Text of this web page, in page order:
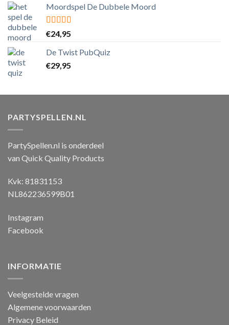
Moordspel De Dubbele Moord
Gewaardeerd
4.25uit 5
€24,95
De Twist PubQuiz
€29,95
PARTYSPELLEN.NL
PartySpellen.nl is onderdeel
van Quick Quality Products
Kvk: 81831153
NL862236599B01
Instagram
Facebook
INFORMATIE
Veelgestelde vragen
Algemene voorwaarden
Privacy Beleid